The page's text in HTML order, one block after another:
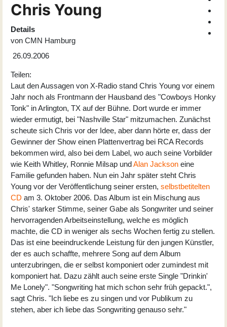
Chris Young
Details
von CMN Hamburg
26.09.2006
Teilen:
Laut den Aussagen von X-Radio stand Chris Young vor einem
Jahr noch als Frontmann der Hausband des "Cowboys Honky
Tonk" in Arlington, TX auf der Bühne. Dort wurde er immer
wieder ermutigt, bei "Nashville Star" mitzumachen. Zunächst
scheute sich Chris vor der Idee, aber dann hörte er, dass der
Gewinner der Show einen Plattenvertrag bei RCA Records
bekommen wird, also bei dem Label, wo auch seine Vorbilder
wie Keith Whitley, Ronnie Milsap undAlan Jackson eine
Familie gefunden haben. Nun ein Jahr später steht Chris
Young vor der Veröffentlichung seiner ersten, selbstbetitelten
CD am 3. Oktober 2006. Das Album ist ein Mischung aus
Chris' starker Stimme, seiner Gabe als Songwriter und seiner
hervorragenden Arbeitseinstellung, welche es möglich
machte, die CD in weniger als sechs Wochen fertig zu stellen.
Das ist eine beeindruckende Leistung für den jungen Künstler,
der es auch schaffte, mehrere Song auf dem Album
unterzubringen, die er selbst komponiert oder zumindest mit
komponiert hat. Dazu zählt auch seine erste Single "Drinkin'
Me Lonely". "Songwriting hat mich schon sehr früh gepackt.",
sagt Chris. "Ich liebe es zu singen und vor Publikum zu
stehen, aber ich liebe das Songwriting genauso sehr."